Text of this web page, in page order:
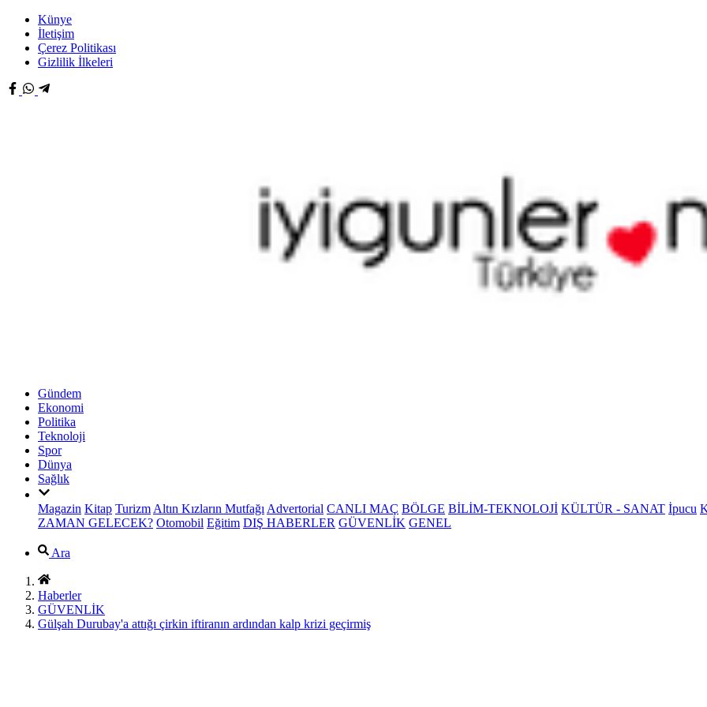
Künye
İletişim
Çerez Politikası
Gizlilik İlkeleri
Gündem
Ekonomi
Politika
Teknoloji
Spor
Dünya
Sağlık
Magazin Kitap Turizm Altın Kızların Mutfağı Advertorial CANLI MAÇ BÖLGE BİLİM-TEKNOLOJİ KÜLTÜR - SANAT İpucu
ZAMAN GELECEK? Otomobil Eğitim DIŞ HABERLER GÜVENLİK GENEL
Ara
Haberler
GÜVENLİK
Gülşah Durubay'a attığı çirkin iftiranın ardından kalp krizi geçirmiş